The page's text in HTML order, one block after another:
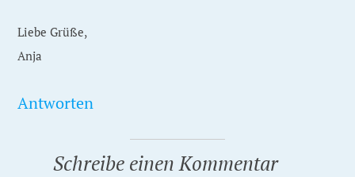
Liebe Grüße,
Anja
Antworten
Schreibe einen Kommentar